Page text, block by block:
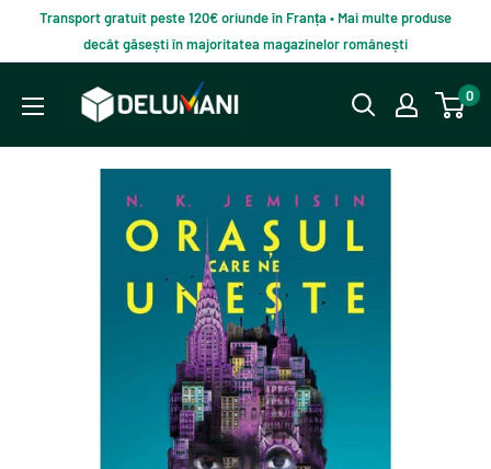
continut
Transport gratuit peste 120€ oriunde în Franța • Mai multe produse
decât găsești în majoritatea magazinelor românești
Delumani
Magazin
0